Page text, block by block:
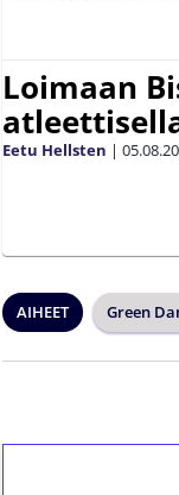
Loimaan
Eetu Hellsten |
AIHEET Green